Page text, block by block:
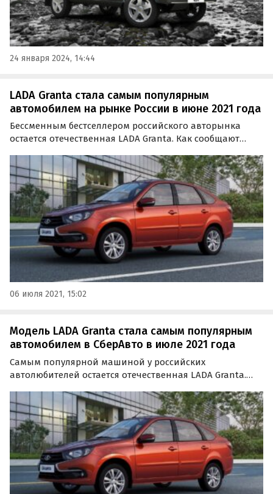
24 января 2024, 14:44
LADA Granta стала самым популярным
автомобилем на рынке России в июне 2021 года
Бессменным бестселлером российского авторынка
остается отечественная LADA Granta. Как сообщают
июне 2021 года модели этого семейства нашли 14 133
покупателя.
06 июля 2021, 15:02
Модель LADA Granta стала самым популярным
автомобилем в СберАвто в июле 2021 года
Самым популярной машиной у российских
автолюбителей остается отечественная LADA Granta.
пользователей «СберАвто» в июле 2021 года и
сосредоточила на себе 52% спроса среди покупателей
новых машин и 48% – среди…